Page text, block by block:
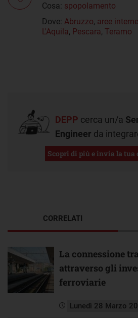
Cosa: spopolamento
Dove: Abruzzo, aree interne
L'Aquila, Pescara, Teramo
DEPP cerca un/a
Engineer da
Scopri di più e invia la tua
CORRELATI
La connessione
attraverso gli
ferroviarie
Lunedì 28 Marzo